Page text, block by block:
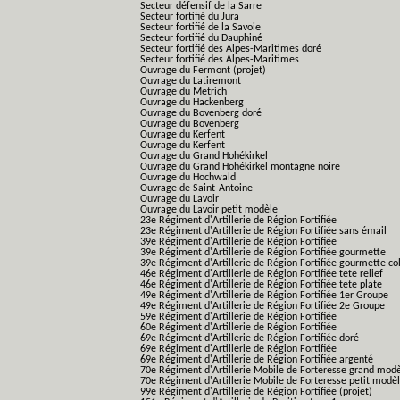
Secteur défensif de la Sarre
Secteur fortifié du Jura
Secteur fortifié de la Savoie
Secteur fortifié du Dauphiné
Secteur fortifié des Alpes-Maritimes doré
Secteur fortifié des Alpes-Maritimes
Ouvrage du Fermont (projet)
Ouvrage du Latiremont
Ouvrage du Metrich
Ouvrage du Hackenberg
Ouvrage du Bovenberg doré
Ouvrage du Bovenberg
Ouvrage du Kerfent
Ouvrage du Kerfent
Ouvrage du Grand Hohékirkel
Ouvrage du Grand Hohékirkel montagne noire
Ouvrage du Hochwald
Ouvrage de Saint-Antoine
Ouvrage du Lavoir
Ouvrage du Lavoir petit modèle
23e Régiment d'Artillerie de Région Fortifiée
23e Régiment d'Artillerie de Région Fortifiée sans émail
39e Régiment d'Artillerie de Région Fortifiée
39e Régiment d'Artillerie de Région Fortifiée gourmette
39e Régiment d'Artillerie de Région Fortifiée gourmette
46e Régiment d'Artillerie de Région Fortifiée tete relief
46e Régiment d'Artillerie de Région Fortifiée tete plate
49e Régiment d'Artillerie de Région Fortifiée 1er Groupe
49e Régiment d'Artillerie de Région Fortifiée 2e Groupe
59e Régiment d'Artillerie de Région Fortifiée
60e Régiment d'Artillerie de Région Fortifiée
69e Régiment d'Artillerie de Région Fortifiée doré
69e Régiment d'Artillerie de Région Fortifiée
69e Régiment d'Artillerie de Région Fortifiée argenté
70e Régiment d'Artillerie Mobile de Forteresse grand
70e Régiment d'Artillerie Mobile de Forteresse petit
99e Régiment d'Artillerie de Région Fortifiée (projet)